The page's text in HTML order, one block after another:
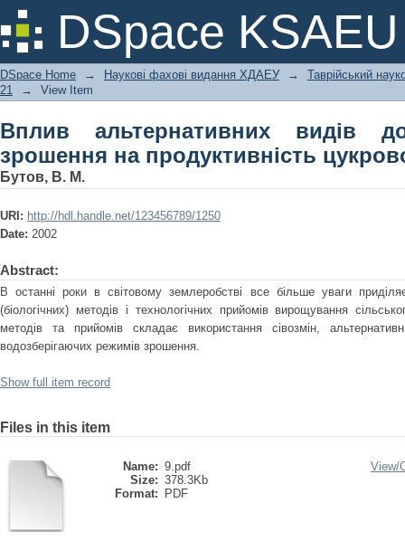
DSpace KSAEU
Вплив альтернативних видів
цукрового буряку
DSpace Home → Наукові фахові видання ХДАЕУ →
Таврійський
21
→ View Item
Вплив альтернативних видів
зрошення на продуктивність
Бутов, В. М.
URI: http://hdl.handle.net/123456789/1250
Date: 2002
Abstract:
В останні роки в світовому землеробстві все більше уваги
(біологічних) методів і технологічних прийомів вирощування
методів та прийомів складає використання сівозмін,
водозберігаючих режимів зрошення.
Show full item record
Files in this item
Name: 9.pdf
Size: 378.3Kb
Format:
PDF
View/